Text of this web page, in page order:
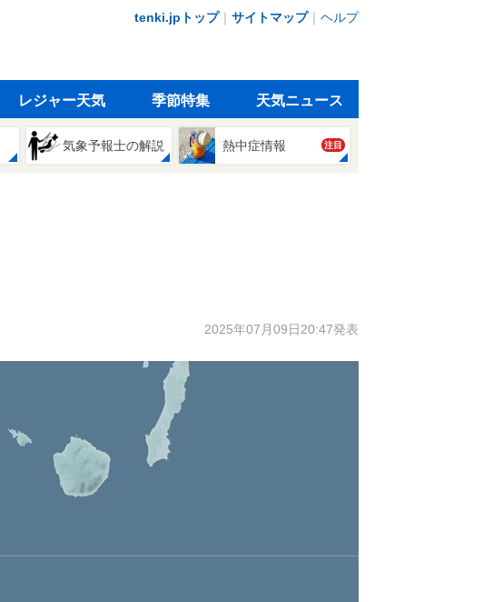
tenki.jpトップ｜ サイトマップ｜ ヘルプ
レジャー天気 季節特集 天気ニュース
気象予報士の解説 熱中症情報 注目
2025年07月09日20:47発表